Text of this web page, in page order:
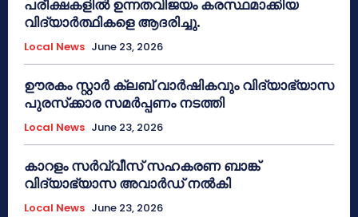
പരീക്ഷകളിൽ ഉന്നതവിജയം കരസ്ഥമാക്കിയ
വിദ്യാർത്ഥികളെ ആദരിച്ചു.
Local News June 23, 2026
ഊരകം സ്റ്റാർ ക്ലബ് വാർഷികവും വിദ്യാഭ്യാസ
പുരസ്‌ക്കാര സമർപ്പണം നടത്തി
Local News June 23, 2026
കാറളം സർവ്വീസ് സഹകരണ ബാങ്ക്
വിദ്യാഭ്യാസ അവാർഡ് നൽകി
Local News June 23, 2026